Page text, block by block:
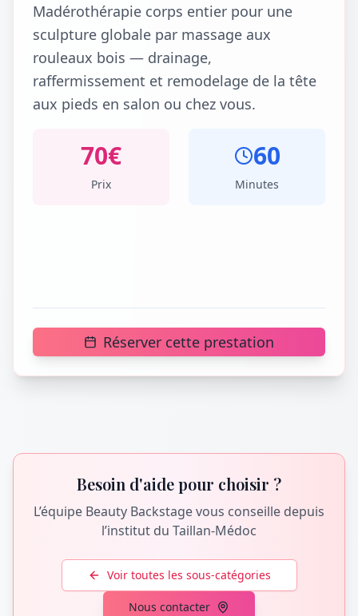
Madérothérapie corps entier pour une
sculpture globale par massage aux
rouleaux bois — drainage,
raffermissement et remodelage de la tête
aux pieds en salon ou chez vous.
70€
Prix
60
Minutes
Réserver cette prestation
Besoin d'aide pour choisir ?
L’équipe Beauty Backstage vous conseille depuis
l’institut du Taillan-Médoc
Voir toutes les sous-catégories
Nous contacter